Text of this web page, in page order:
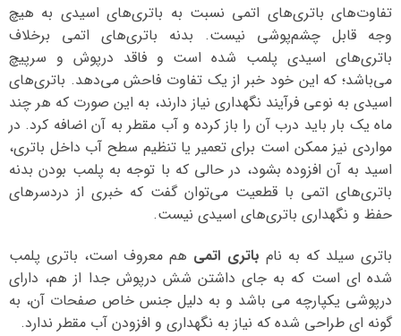
تفاوت‌های باتری‌های اتمی نسبت به باتری‌های اسیدی به هیچ
وجه قابل چشم‌پوشی نیست. بدنه باتری‌های اتمی برخلاف
باتری‌های اسیدی پلمب شده است و فاقد درپوش و سرپیچ
می‌باشد؛ که این خود خبر از یک تفاوت فاحش می‌دهد. باتری‌های
اسیدی به نوعی فرآیند نگهداری نیاز دارند، به این صورت که هر چند
ماه یک بار باید درب آن را باز کرده و آب مقطر به آن اضافه کرد. در
مواردی نیز ممکن است برای تعمیر یا تنظیم سطح آب داخل باتری،
اسید به آن افزوده بشود، در حالی که با توجه به پلمب بودن بدنه
باتری‌های اتمی با قطعیت می‌توان گفت که خبری از دردسرهای
حفظ و نگهداری باتری‌های اسیدی نیست.
باتری سیلد که به نام باتری اتمی هم معروف است، باتری پلمب
شده ای است که به جای داشتن شش درپوش جدا از هم، دارای
درپوشی یکپارچه می باشد و به دلیل جنس خاص صفحات آن، به
گونه ای طراحی شده که نیاز به نگهداری و افزودن آب مقطر ندارد.